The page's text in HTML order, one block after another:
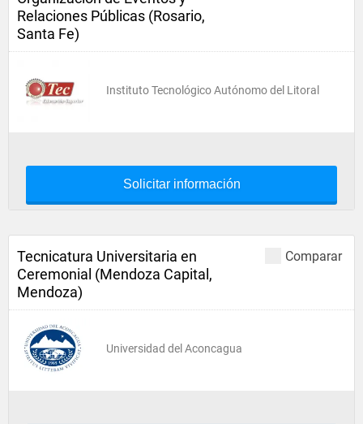
Relaciones Públicas (Rosario,
Santa Fe)
Instituto Tecnológico Autónomo del Litoral
Solicitar información
Comparar
Tecnicatura Universitaria en
Ceremonial (Mendoza Capital,
Mendoza)
Universidad del Aconcagua